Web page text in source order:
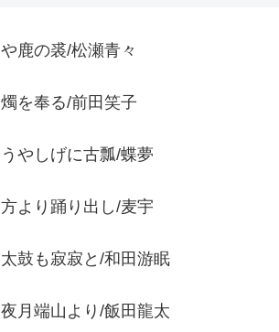
鹿の裘/松瀬青々
を奉る/前田笑子
やしげに古瓢/蝶夢
より踊り出し/麦宇
鼓も寂寂と/和田游眠
月端山より/飯田龍太